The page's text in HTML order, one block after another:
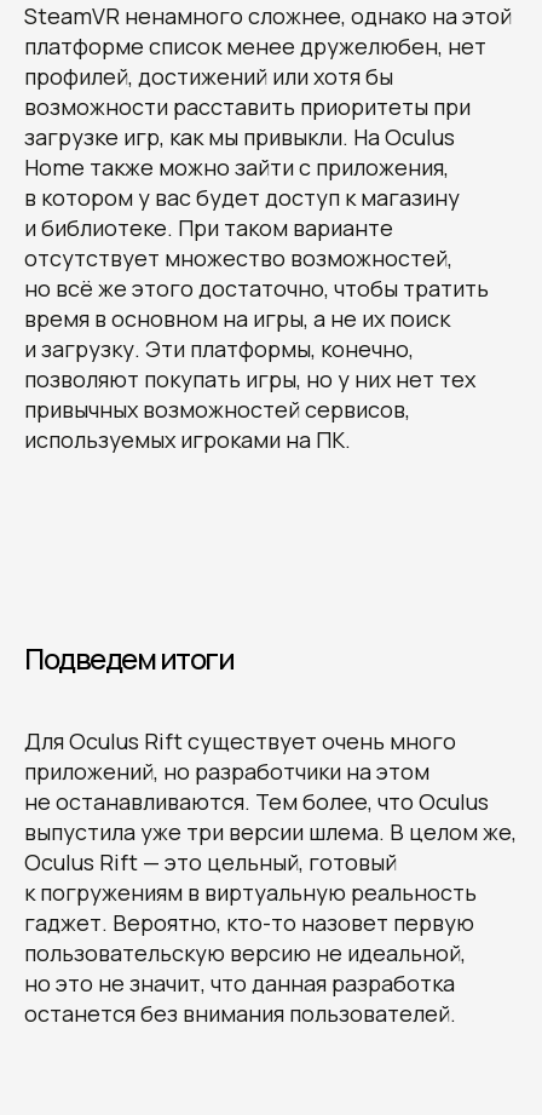
SteamVR ненамного сложнее, однако на этой
платформе список менее дружелюбен, нет
профилей, достижений или хотя бы
возможности расставить приоритеты при
загрузке игр, как мы привыкли. На Oculus
Home также можно зайти с приложения,
в котором у вас будет доступ к магазину
и библиотеке. При таком варианте
отсутствует множество возможностей,
но всё же этого достаточно, чтобы тратить
время в основном на игры, а не их поиск
и загрузку. Эти платформы, конечно,
позволяют покупать игры, но у них нет тех
привычных возможностей сервисов,
используемых игроками на ПК.
Подведем итоги
Для Oculus Rift существует очень много
приложений, но разработчики на этом
не останавливаются. Тем более, что Oculus
выпустила уже три версии шлема. В целом же,
Oculus Rift — это цельный, готовый
к погружениям в виртуальную реальность
гаджет. Вероятно, кто-то назовет первую
пользовательскую версию не идеальной,
но это не значит, что данная разработка
останется без внимания пользователей.
Получите наши
стоимость и сроки
разработки вашего проекта
Овчинников Егор
директор
+7 (996) 407-77-74sales@7winds.mobi
ТелеграмМакс
Новороссийск, ул. Котанова, д.30
Москва, Духовской пер., д.17, стр.18